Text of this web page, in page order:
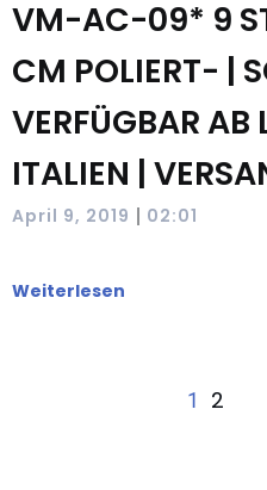
VM-AC-09* 9
CM POLIERT- |
VERFÜGBAR AB
ITALIEN |
April 9, 2019 | 02:01
Weiterlesen
1 2